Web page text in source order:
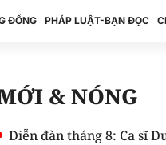
ĐỒNG PHÁP LUẬT-BẠN ĐỌC
& NÓNG
Diễn đàn tháng 8: Ca sĩ